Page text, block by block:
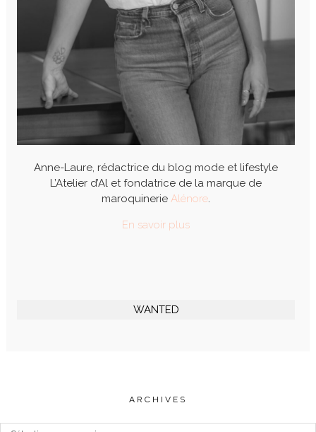
Anne-Laure, rédactrice du blog mode et lifestyle
L’Atelier d’Al et fondatrice de la marque de
maroquinerie Alénore.
En savoir plus
WANTED
ARCHIVES
Archives